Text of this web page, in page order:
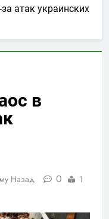
атак украинских
в
Назад 0
1